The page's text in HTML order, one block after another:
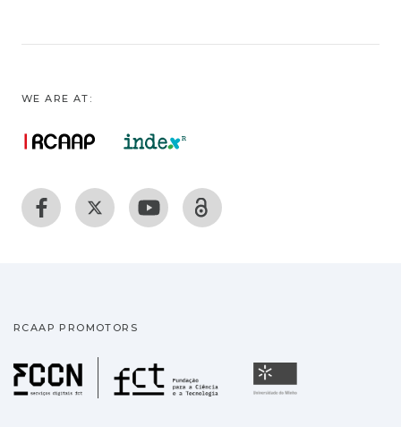
WE ARE AT:
RCAAP PROMOTORS
Fundação para a